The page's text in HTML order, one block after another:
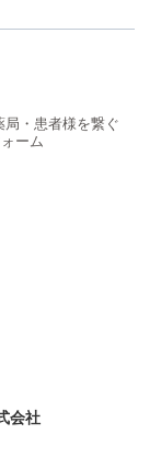
局・患者様を繋ぐ
ーム
会社